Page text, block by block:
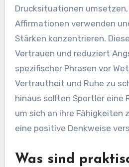
Drucksituationen
Affirmationen verwenden
Stärken konzentrieren.
Vertrauen und reduziert
spezifischer Phrasen vor
Vertrautheit und Ruhe zu
hinaus sollten Sportler eine
um sich an ihre Fähigkeiten
eine positive Denkweise
Was sind